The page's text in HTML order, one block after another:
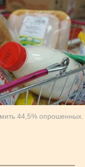
44,5% опрошенных.